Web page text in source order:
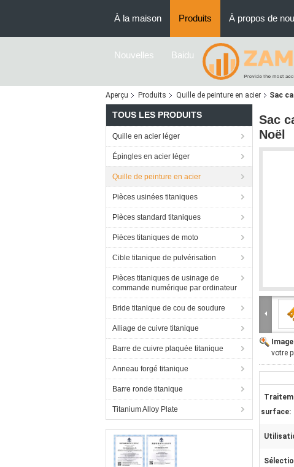
À la maison Produits À propos de
Nouvelles Baidu
Aperçu Produits Quille de peinture en acier Sac
TOUS LES PRODUITS
Quille en acier léger
Épingles en acier léger
Quille de peinture en acier
Pièces usinées titaniques
Pièces standard titaniques
Pièces titaniques de moto
Cible titanique de pulvérisation
Pièces titaniques de usinage de
commande numérique par ordinateur
Bride titanique de cou de soudure
Alliage de cuivre titanique
Barre de cuivre plaquée titanique
Anneau forgé titanique
Barre ronde titanique
Titanium Alloy Plate
Sac
Noël
votre
surface: